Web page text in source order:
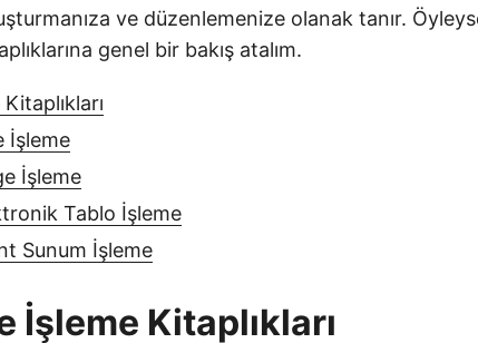
ve düzenlemenize olanak tanır.
genel bir bakış atalım.
İşleme
İşleme
Tablo İşleme
Sunum İşleme
İşleme Kitaplıkları